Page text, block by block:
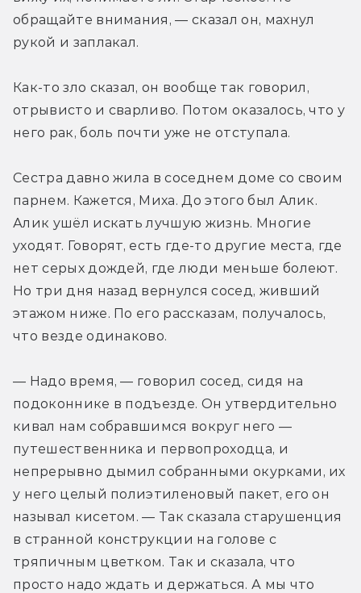
обращайте внимания, — сказал он, махнул
рукой и заплакал.
Как-то зло сказал, он вообще так говорил,
отрывисто и сварливо. Потом оказалось, что у
него рак, боль почти уже не отступала.
Сестра давно жила в соседнем доме со своим
парнем. Кажется, Миха. До этого был Алик.
Алик ушёл искать лучшую жизнь. Многие
уходят. Говорят, есть где-то другие места, где
нет серых дождей, где люди меньше болеют.
Но три дня назад вернулся сосед, живший
этажом ниже. По его рассказам, получалось,
что везде одинаково.
— Надо время, — говорил сосед, сидя на
подоконнике в подъезде. Он утвердительно
кивал нам собравшимся вокруг него —
путешественника и первопроходца, и
непрерывно дымил собранными окурками, их
у него целый полиэтиленовый пакет, его он
называл кисетом. — Так сказала старушенция
в странной конструкции на голове с
тряпичным цветком. Так и сказала, что
просто надо ждать и держаться. А мы что